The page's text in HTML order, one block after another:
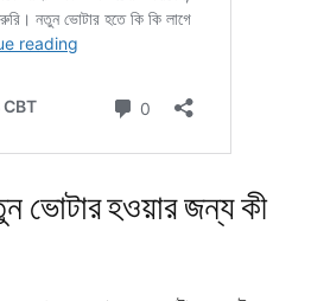
ভোটার হওয়ার জন্য কী